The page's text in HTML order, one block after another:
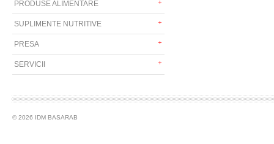
PRODUSE ALIMENTARE
SUPLIMENTE NUTRITIVE
PRESA
SERVICII
© 2026 IDM BASARAB